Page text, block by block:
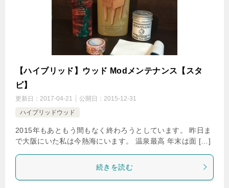
【ハイブリッド】ウッド Modメンテナンス【スタ
ビ】
更新日： 2017-04-21 公開日： 2015-12-31
ハイブリッドウッド
2015年もあともう間もなく終わろうとしています。 昨日ま
で大阪にいた私は今熱海にいます。 温泉最高 年末は面 […]
続きを読む